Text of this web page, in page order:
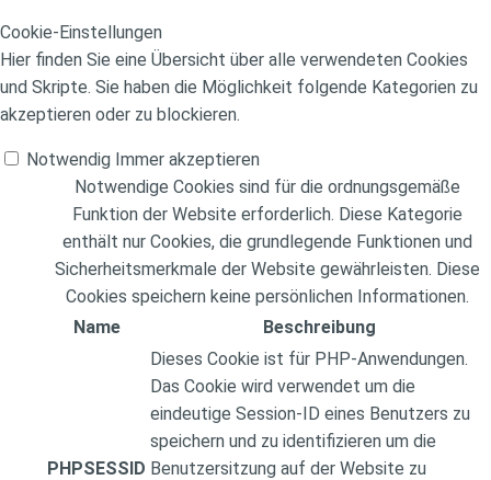
Cookie-Einstellungen
Hier finden Sie eine Übersicht über alle verwendeten Cookies
und Skripte. Sie haben die Möglichkeit folgende Kategorien zu
akzeptieren oder zu blockieren.
Notwendig Immer akzeptieren
Notwendige Cookies sind für die ordnungsgemäße
Funktion der Website erforderlich. Diese Kategorie
enthält nur Cookies, die grundlegende Funktionen und
Sicherheitsmerkmale der Website gewährleisten. Diese
Cookies speichern keine persönlichen Informationen.
Name
Beschreibung
PHPSESSID
Dieses Cookie ist für PHP-Anwendungen.
Das Cookie wird verwendet um die
eindeutige Session-ID eines Benutzers zu
speichern und zu identifizieren um die
Benutzersitzung auf der Website zu